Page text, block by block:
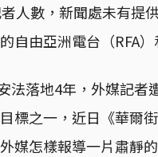
人數，新聞處未有提
自由亞洲電台（RFA
法落地4年，外媒記
標之一，近日《華爾
媒怎樣報導一片肅靜